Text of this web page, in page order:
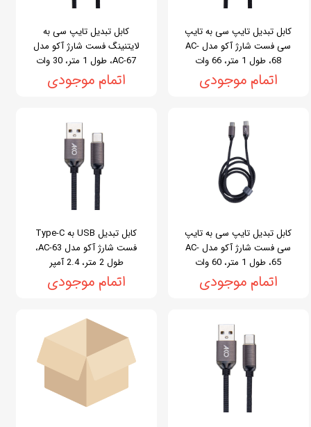
کابل تبدیل تایپ سی به تایپ
سی فست شارژ آکو مدل AC-
68، طول 1 متر، 66 وات
اتمام موجودی
کابل تبدیل تایپ سی به
لایتنینگ فست شارژ آکو مدل
AC-67، طول 1 متر، 30 وات
اتمام موجودی
کابل تبدیل تایپ سی به تایپ
سی فست شارژ آکو مدل AC-
65، طول 1 متر، 60 وات
اتمام موجودی
کابل تبدیل USB به Type-C
فست شارژ آکو مدل AC-63،
طول 2 متر، 2.4 آمپر
اتمام موجودی